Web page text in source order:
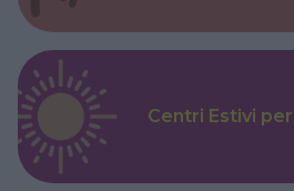
Centri Estivi